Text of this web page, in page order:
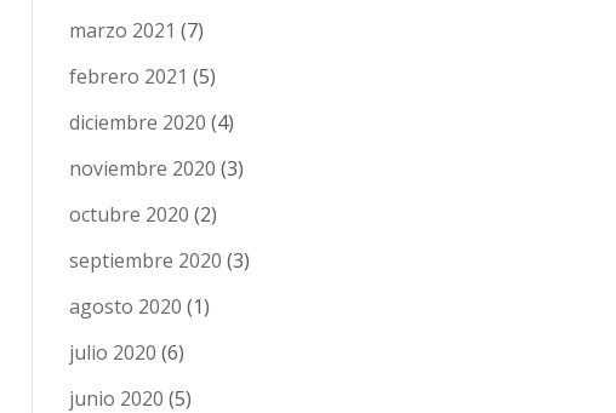
marzo 2021 (7)
febrero 2021 (5)
diciembre 2020 (4)
noviembre 2020 (3)
octubre 2020 (2)
septiembre 2020 (3)
agosto 2020 (1)
julio 2020 (6)
junio 2020 (5)